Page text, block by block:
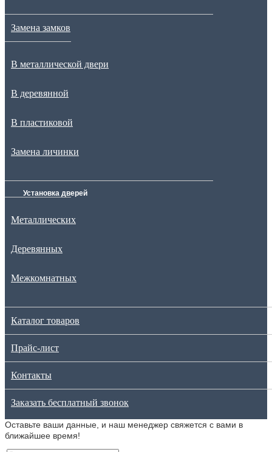
Замена замков
В металлической двери
В деревянной
В пластиковой
Замена личинки
Установка дверей
Металлических
Деревянных
Межкомнатных
Каталог товаров
Прайс-лист
Контакты
Заказать бесплатный звонок
Оставьте ваши данные, и наш менеджер свяжется с вами в
ближайшее время!